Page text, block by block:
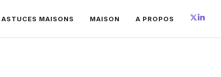
ASTUCES MAISONS MAISON A PROPOS